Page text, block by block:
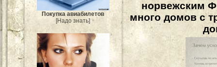
Покупка авиабилетов
[Надо знать]
норвежским
много домов с